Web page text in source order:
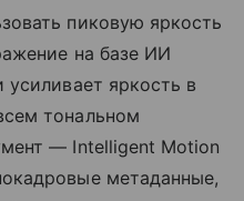
пиковую яркость
на базе ИИ
усиливает яркость в
тональном
— Intelligent Motion
метаданные,